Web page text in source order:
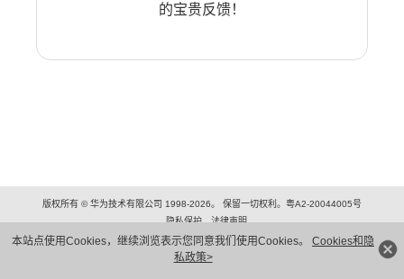
本站点使用Cookies，继续浏览表示您同意我们使用Cookies。 Cookies和隐
私政策>
的宝贵反馈！
版权所有 © 华为技术有限公司 1998-2026。 保留一切权利。粤A2-20044005号
隐私保护
法律声明